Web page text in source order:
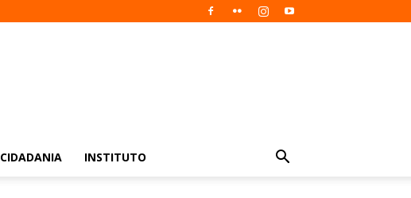
CIDADANIA INSTITUTO